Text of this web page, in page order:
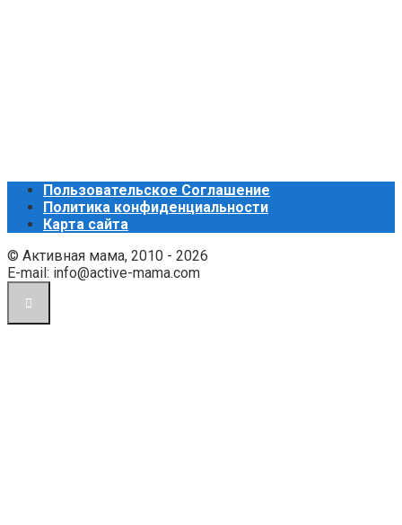
Пользовательское Соглашение
Политика конфиденциальности
Карта сайта
© Активная мама, 2010 - 2026
E-mail: info@active-mama.com